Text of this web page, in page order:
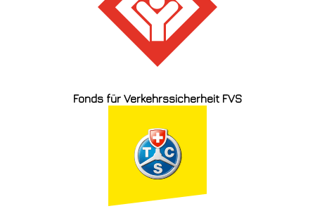
Fonds für Verkehrssicherheit FVS